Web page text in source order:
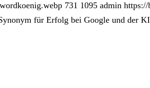
731 1095 admin
für Erfolg bei Google und der